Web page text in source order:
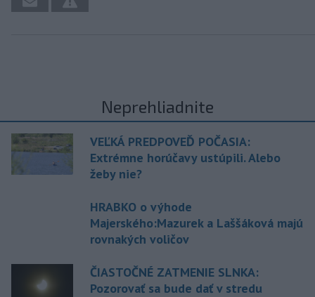
Neprehliadnite
VEĽKÁ PREDPOVEĎ POČASIA:
Extrémne horúčavy ustúpili. Alebo
žeby nie?
HRABKO o výhode
Majerského:Mazurek a Laššáková majú
rovnakých voličov
ČIASTOČNÉ ZATMENIE SLNKA:
Pozorovať sa bude dať v stredu